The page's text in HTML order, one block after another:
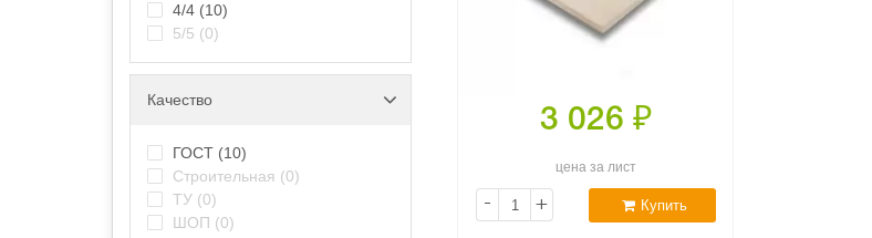
4/4 (10)
5/5 (0)
Качество
ГОСТ (10)
Строительная (0)
ТУ (0)
ШОП (0)
3 026 ₽
цена за лист
- + Купить